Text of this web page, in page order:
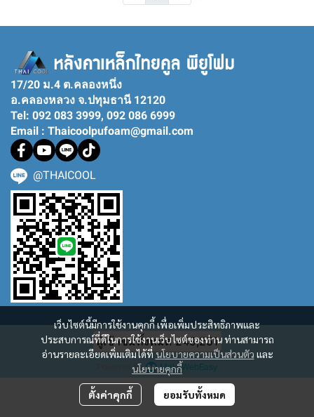
เว็บไซต์นี้มีการใช้งานคุกกี้ เพื่อเพิ่มประสิทธิภาพและ
ประสบการณ์ที่ดีในการใช้งานเว็บไซต์ของท่าน ท่านสามารถ
อ่านรายละเอียดเพิ่มเติมได้ที่ นโยบายความเป็นส่วนตัว และ
นโยบายคุกกี้
ตั้งค่าคุกกี้ ยอมรับทั้งหมด
17/20 ม.4 ต.คลองหนึ่ง
อ.คลองหลวง จ.ปทุมธานี 12120
Tel: 092 083 3999, 092 086 6999
Email : Thaicoolpufoam@gmail.com
@THAICOOL
ผู้เข้าชมทั้งหมด249,251
Powered By MakeWebEasy